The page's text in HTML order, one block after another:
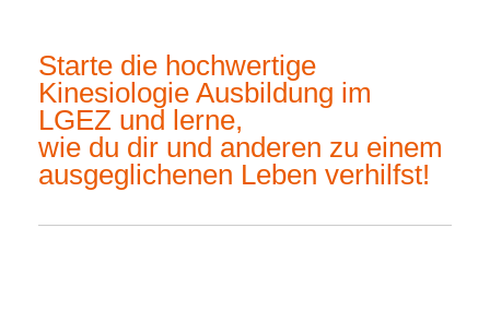
Starte die hochwertige
Kinesiologie Ausbildung im
LGEZ und lerne,
wie du dir und anderen zu einem
ausgeglichenen Leben verhilfst!